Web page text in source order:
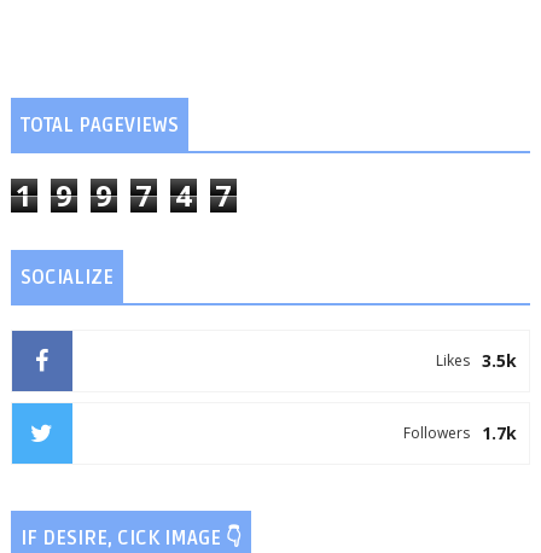
TOTAL PAGEVIEWS
1 9 9 7 4 7
SOCIALIZE
3.5k
Likes
1.7k
Followers
IF DESIRE, CICK IMAGE 👇